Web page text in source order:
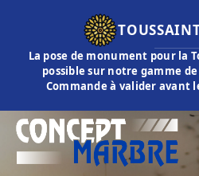
La pose de monument pour la
possible sur notre gamme
Commande à valider avant